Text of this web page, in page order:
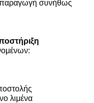
παραγωγή συνήθως
λιμένα